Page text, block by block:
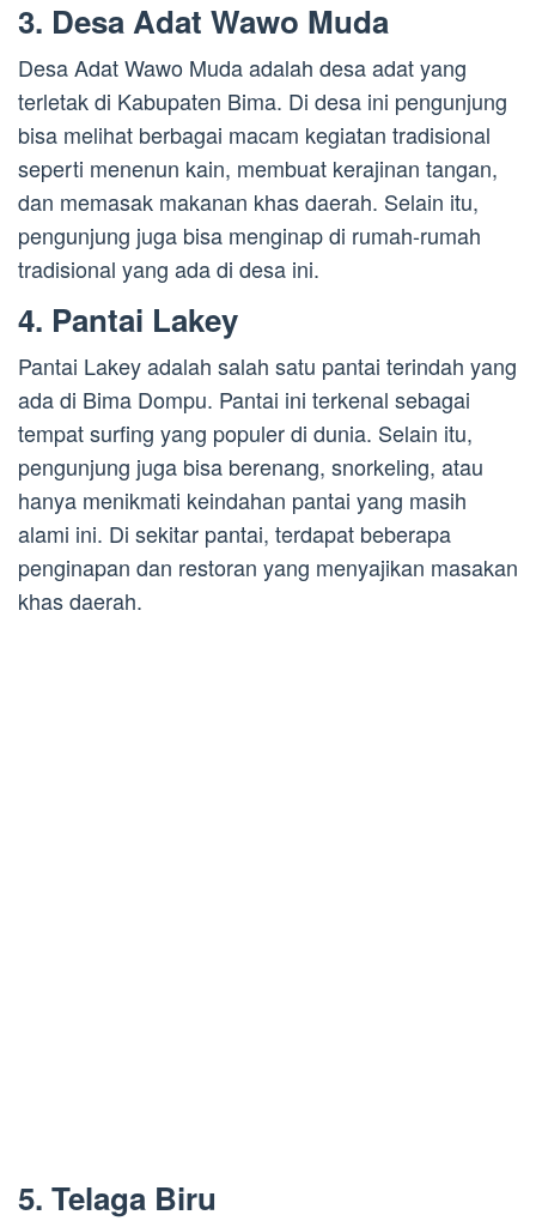
3. Desa Adat Wawo Muda
Desa Adat Wawo Muda adalah desa adat yang
terletak di Kabupaten Bima. Di desa ini pengunjung
bisa melihat berbagai macam kegiatan tradisional
seperti menenun kain, membuat kerajinan tangan,
dan memasak makanan khas daerah. Selain itu,
pengunjung juga bisa menginap di rumah-rumah
tradisional yang ada di desa ini.
4. Pantai Lakey
Pantai Lakey adalah salah satu pantai terindah yang
ada di Bima Dompu. Pantai ini terkenal sebagai
tempat surfing yang populer di dunia. Selain itu,
pengunjung juga bisa berenang, snorkeling, atau
hanya menikmati keindahan pantai yang masih
alami ini. Di sekitar pantai, terdapat beberapa
penginapan dan restoran yang menyajikan masakan
khas daerah.
5. Telaga Biru